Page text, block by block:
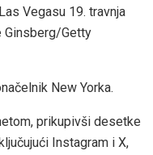
Vegasu 19. travnja
Ginsberg/Getty
New Yorka.
prikupivši desetke
Instagram i X,